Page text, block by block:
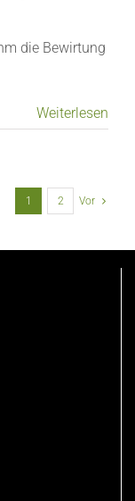
die Bewirtung
Weiterlesen
1 2 Vor